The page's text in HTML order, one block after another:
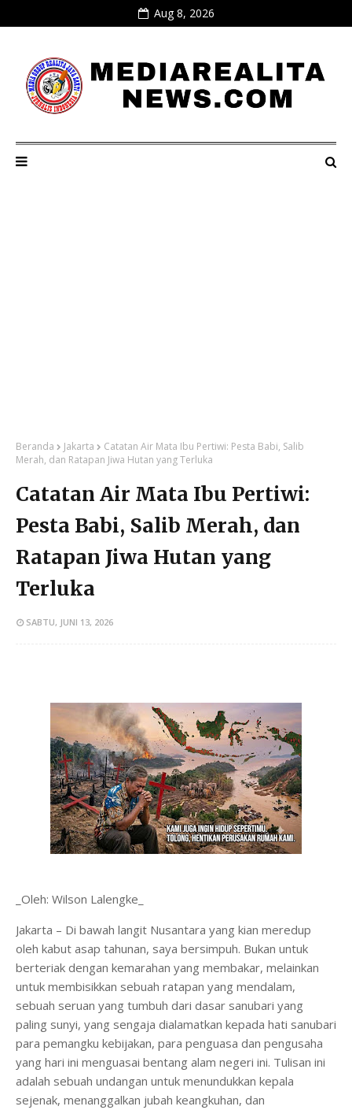
Aug 8, 2026
Beranda Jakarta
Catatan Air Mata Ibu Pertiwi: Pesta Babi, Salib
Merah, dan Ratapan Jiwa Hutan yang Terluka
Catatan Air Mata Ibu Pertiwi:
Pesta Babi, Salib Merah, dan
Ratapan Jiwa Hutan yang
Terluka
SABTU, JUNI 13, 2026
_Oleh: Wilson Lalengke_
Jakarta – Di bawah langit Nusantara yang kian meredup
oleh kabut asap tahunan, saya bersimpuh. Bukan untuk
berteriak dengan kemarahan yang membakar, melainkan
untuk membisikkan sebuah ratapan yang mendalam,
sebuah seruan yang tumbuh dari dasar sanubari yang
paling sunyi, yang sengaja dialamatkan kepada hati sanubari
para pemangku kebijakan, para penguasa dan pengusaha
yang hari ini menguasai bentang alam negeri ini. Tulisan ini
adalah sebuah undangan untuk menundukkan kepala
sejenak, menanggalkan jubah keangkuhan, dan